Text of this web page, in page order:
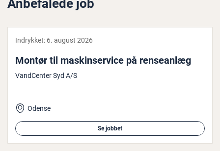
Anbefalede job
Indrykket: 6. august 2026
Montør til ma­skin­ser­vi­ce på ren­se­an­læg
VandCenter Syd A/S
Odense
Se jobbet